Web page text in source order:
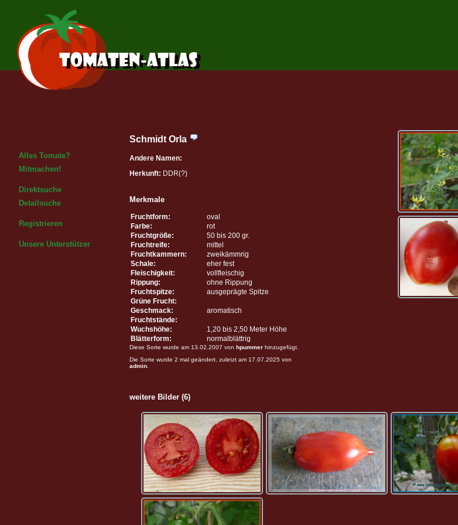
Alles Tomate?
Mitmachen!
Direktsuche
Detailsuche
Registrieren
Unsere Unterstützer
Schmidt Orla
Andere Namen:
Herkunft: DDR(?)
Merkmale
Fruchtform:
oval
Farbe:
rot
Fruchtgröße:
50 bis 200 gr.
Fruchtreife:
mittel
Fruchtkammern:
zweikämmrig
Schale:
eher fest
Fleischigkeit:
vollfleischig
Rippung:
ohne Rippung
Fruchtspitze:
ausgeprägte Spitze
Grüne Frucht:
Geschmack:
aromatisch
Fruchtstände:
Wuchshöhe:
1,20 bis 2,50 Meter Höhe
Blätterform:
normalblättrig
Diese Sorte wurde am 13.02.2007 von hpummer hinzugefügt.
Die Sorte wurde 2 mal geändert, zuletzt am 17.07.2025 von
admin
weitere Bilder (6)